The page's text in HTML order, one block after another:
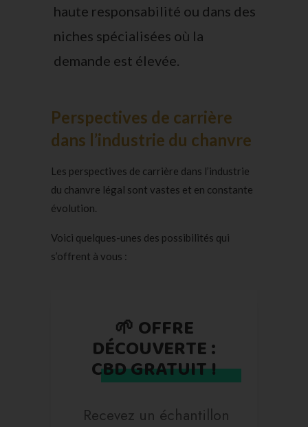
haute responsabilité ou dans des
niches spécialisées où la
demande est élevée.
Perspectives de carrière
dans l’industrie du chanvre
Les perspectives de carrière dans l’industrie
du chanvre légal sont vastes et en constante
évolution.
Voici quelques-unes des possibilités qui
s’offrent à vous :
🌱 OFFRE
DÉCOUVERTE :
CBD GRATUIT !
Recevez un échantillon